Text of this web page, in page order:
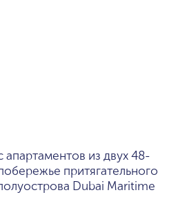
из двух 48-
притягательного
Dubai Maritime